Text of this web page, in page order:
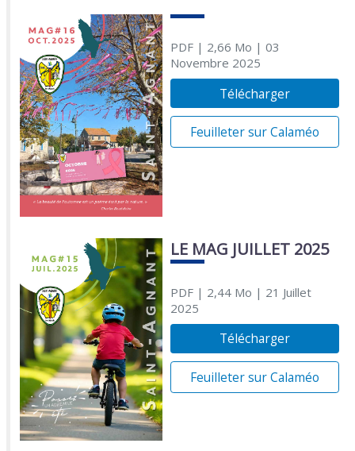
PDF| 2,66 Mo | 03
Novembre 2025
Télécharger
Feuilleter sur Calaméo
LE MAG JUILLET 2025
PDF| 2,44 Mo | 21 Juillet
2025
Télécharger
Feuilleter sur Calaméo